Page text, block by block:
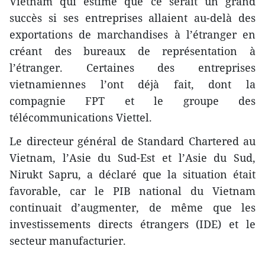
succès si ses entreprises allaient au-delà des
exportations de marchandises à l’étranger en
créant des bureaux de représentation à
l’étranger. Certaines des entreprises
vietnamiennes l’ont déjà fait, dont la
compagnie FPT et le groupe des
télécommunications Viettel.
Le directeur général de Standard Chartered au
Vietnam, l’Asie du Sud-Est et l’Asie du Sud,
Nirukt Sapru, a déclaré que la situation était
favorable, car le PIB national du Vietnam
continuait d’augmenter, de même que les
investissements directs étrangers (IDE) et le
secteur manufacturier.